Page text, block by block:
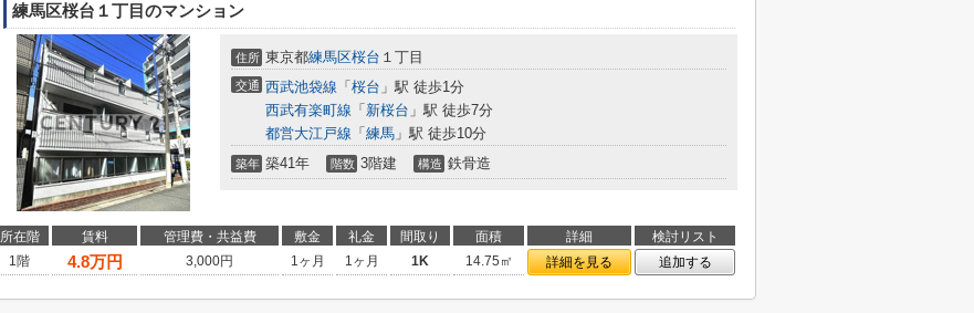
練馬区桜台１丁目のマンション
住所 東京都練馬区桜台 １丁目
交通 西武池袋線 「 桜台 」駅 徒歩1分
西武有楽町線 「 新桜台 」駅 徒歩7分
都営大江戸線 「 練馬 」駅 徒歩10分
築年 築41年 階数 3階建 構造 鉄骨造
所在階 賃料 管理費・共益費 敷金 礼金 間取り 面積 詳細
検討リスト
1階
4.8万円 3,000円 1ヶ月 1ヶ月 1K 14.75㎡ 詳細を見る 追加する